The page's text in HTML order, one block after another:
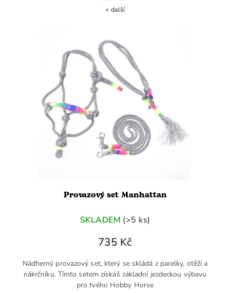
+ další
Provazový set Manhattan
SKLADEM (>5 ks)
735 Kč
Nádherný provazový set, který se skládá z parelky, otěží a
nákrčníku. Tímto setem získáš základní jezdeckou výbavu
pro tvého Hobby Horse